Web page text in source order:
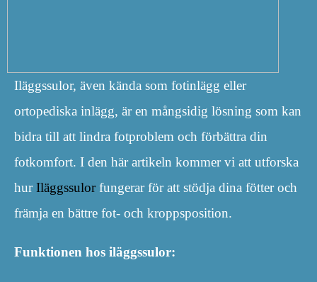
Iläggssulor, även kända som fotinlägg eller
ortopediska inlägg, är en mångsidig lösning som kan
bidra till att lindra fotproblem och förbättra din
fotkomfort. I den här artikeln kommer vi att utforska
hurIläggssulorfungerar för att stödja dina fötter och
främja en bättre fot- och kroppsposition.
Funktionen hos iläggssulor: